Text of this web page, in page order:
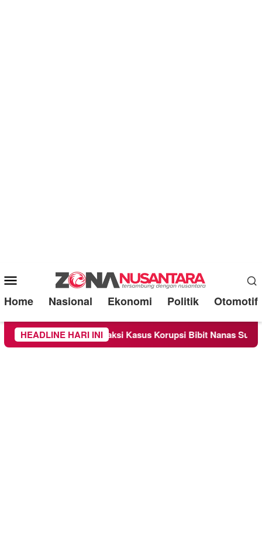
Mobile
Menu
Home Nasional Ekonomi Politik Otomotif
HEADLINE HARI INI
Sebagai Saksi Kasus Korupsi Bibit Nanas Sulsel Rp 52,4